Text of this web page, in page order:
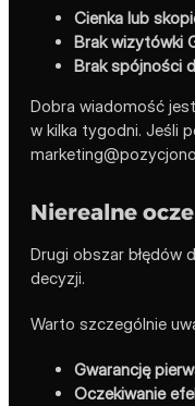
Cienka lub
Brak wizytówki
Brak spójności
Dobra wiadomość
w kilka tygodni. Jeśli
Nierealne
Drugi obszar błędów
decyzji.
Warto szczególnie
Gwarancję
Oczekiwanie